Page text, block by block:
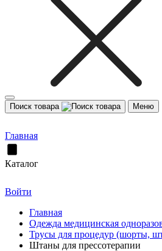
Поиск товара Меню
Главная
Каталог
Войти
Главная
Одежда медицинская
Трусы для процедур (шорты,
Штаны для прессотерапии